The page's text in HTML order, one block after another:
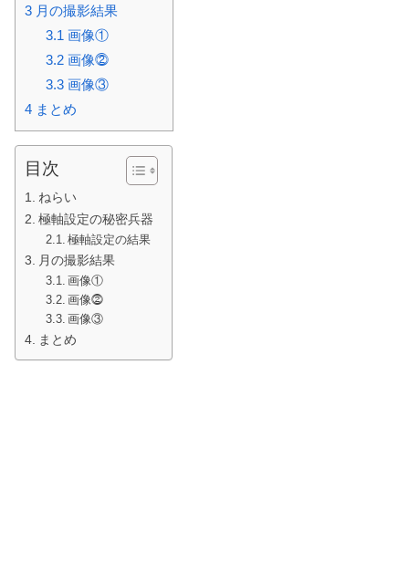
3 月の撮影結果
3.1 画像①
3.2画像⓶
3.3画像③
4 まとめ
目次
ねらい
極軸設定の秘密兵器
極軸設定の結果
月の撮影結果
画像①
画像⓶
画像③
まとめ